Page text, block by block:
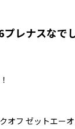
レナスなで
オフ ゼットエー